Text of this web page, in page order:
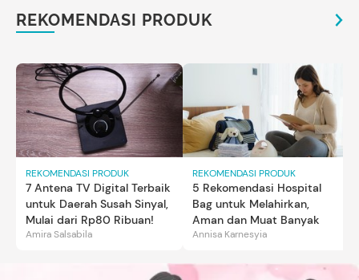
REKOMENDASI PRODUK
REKOMENDASI PRODUK
7 Antena TV Digital Terbaik
untuk Daerah Susah Sinyal,
Mulai dari Rp80 Ribuan!
Amira Salsabila
REKOMENDASI PRODUK
5 Rekomendasi Hospital
Bag untuk Melahirkan,
Aman dan Muat Banyak
Annisa Karnesyia